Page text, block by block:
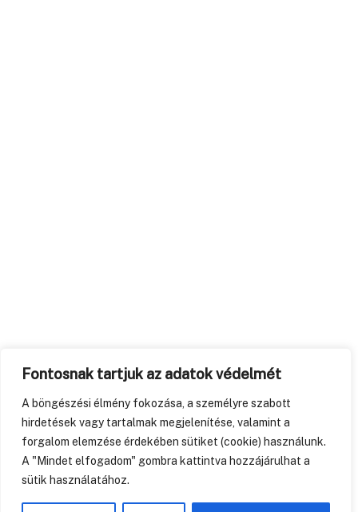
Fontosnak tartjuk az adatok védelmét
A böngészési élmény fokozása, a személyre szabott
hirdetések vagy tartalmak megjelenítése, valamint a
forgalom elemzése érdekében sütiket (cookie) használunk.
A "Mindet elfogadom" gombra kattintva hozzájárulhat a
sütik használatához.